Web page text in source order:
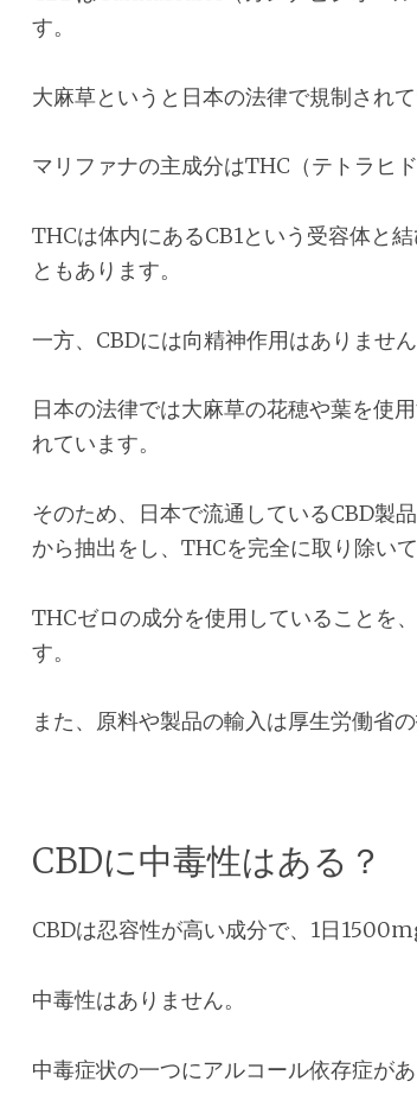
す。
大麻草というと日本の法律で規制され
マリファナの主成分はTHC（テトラヒ
THCは体内にあるCB1という受容体と
ともあります。
一方、CBDには向精神作用はありません
日本の法律では大麻草の花穂や葉を使
れています。
そのため、日本で流通しているCBD製
から抽出をし、THCを完全に取り除いて
THCゼロの成分を使用していることを
す。
また、原料や製品の輸入は厚生労働省
CBDに中毒性はある？
CBDは忍容性が高い成分で、1日
中毒性はありません。
中毒症状の一つにアルコール依存症があ